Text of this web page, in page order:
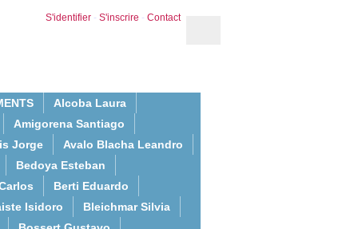
S'identifier - S'inscrire - Contact
Alcoba Laura
Amigorena Santiago
Jorge
Avalo Blacha Leandro
Bedoya Esteban
Berti Eduardo
Isidoro
Bleichmar Silvia